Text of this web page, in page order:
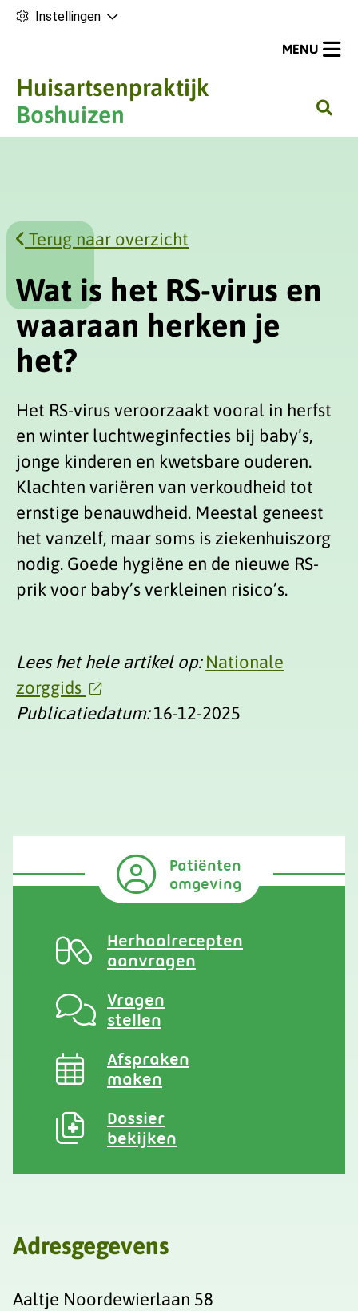
Instellingen
Huisartsenpraktijk
Boshuizen
H
o
u
MENU
Terug naar overzicht
Wat is het RS-virus en
waaraan herken je
het?
Het RS-virus veroorzaakt vooral in herfst
en winter luchtweginfecties bij baby’s,
jonge kinderen en kwetsbare ouderen.
Klachten variëren van verkoudheid tot
ernstige benauwdheid. Meestal geneest
het vanzelf, maar soms is ziekenhuiszorg
nodig. Goede hygiëne en de nieuwe RS-
prik voor baby’s verkleinen risico’s.
Lees het hele artikel op: Nationale
zorggids
Publicatiedatum:16-12-2025
Patiënten
omgeving
Herhaalrecepten
aanvragen
Vragen
stellen
Afspraken
maken
Dossier
bekijken
Adresgegevens
Aaltje Noordewierlaan 58